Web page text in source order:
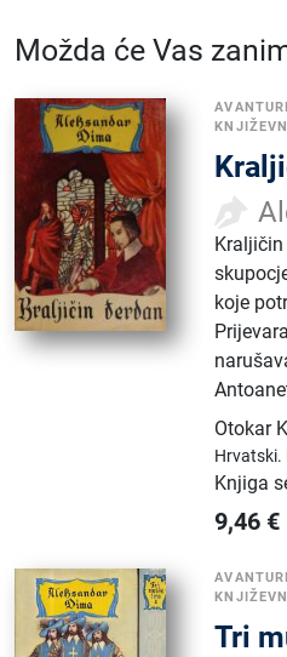
Možda će Vas
koje
Otokar
Hrvatski.
Knjiga
9,46 €
Tri